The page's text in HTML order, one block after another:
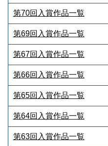
第70回入賞作品一覧
第69回入賞作品一覧
第67回入賞作品一覧
第66回入賞作品一覧
第65回入賞作品一覧
第64回入賞作品一覧
第63回入賞作品一覧